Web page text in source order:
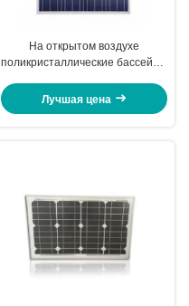
На открытом воздухе
поликристаллические бассейны
аккумулятора света панелей
солнечных батарей
Лучшая цена